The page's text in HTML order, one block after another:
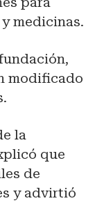
medicinas.
modificado
la
que
de
y advirtió